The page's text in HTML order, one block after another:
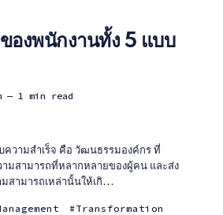
องพนักงานทั้ง 5 แบบ
— 1 min read
วามสำเร็จ คือ วัฒนธรรมองค์กร ที่
มสามารถที่หลากหลายของผู้คน และส่ง
มสามารถเหล่านั้นให้เกิ...
Transformation